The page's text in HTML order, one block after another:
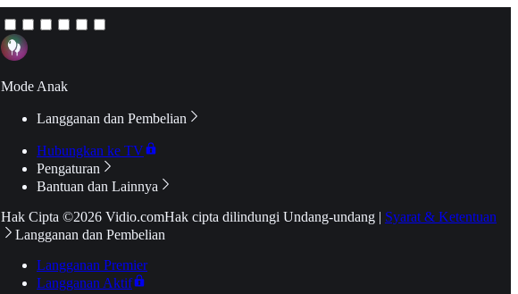
Mode Anak
Langganan dan Pembelian
Hubungkan ke TV
Pengaturan
Bantuan dan Lainnya
Hak Cipta ©2026 Vidio.comHak cipta dilindungi Undang-undang | Syarat & Ketentuan
Langganan dan Pembelian
Langganan Premier
Langganan Aktif